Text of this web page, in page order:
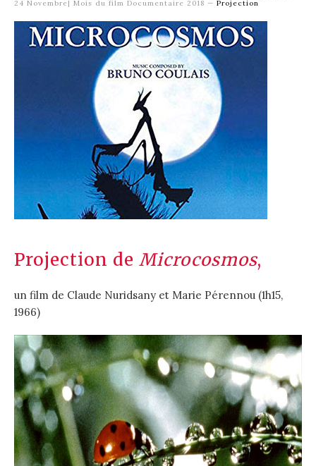
24 Novembre| Mois du film Documentaire 2018 — Projection
Projection de Microcosmos,
un film de Claude Nuridsany et Marie Pérennou (1h15,
1966)